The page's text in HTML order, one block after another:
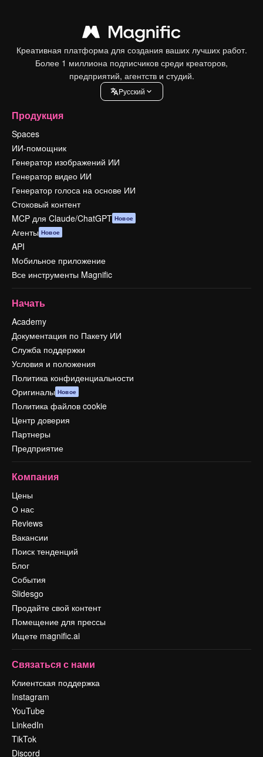
Креативная платформа для создания ваших лучших работ.
Более 1 миллиона подписчиков среди креаторов,
предприятий, агентств и студий.
Pусский
Продукция
Spaces
ИИ-помощник
Генератор изображений ИИ
Генератор видео ИИ
Генератор голоса на основе ИИ
Стоковый контент
MCP для Claude/ChatGPT Новое
Агенты Новое
API
Мобильное приложение
Все инструменты Magnific
Начать
Academy
Документация по Пакету ИИ
Служба поддержки
Условия и положения
Политика конфиденциальности
Оригиналы Новое
Политика файлов cookie
Центр доверия
Партнеры
Предприятие
Компания
Цены
О нас
Reviews
Вакансии
Поиск тенденций
Блог
События
Slidesgo
Продайте свой контент
Помещение для прессы
Ищете magnific.ai
Связаться с нами
Клиентская поддержка
Instagram
YouTube
LinkedIn
TikTok
Discord